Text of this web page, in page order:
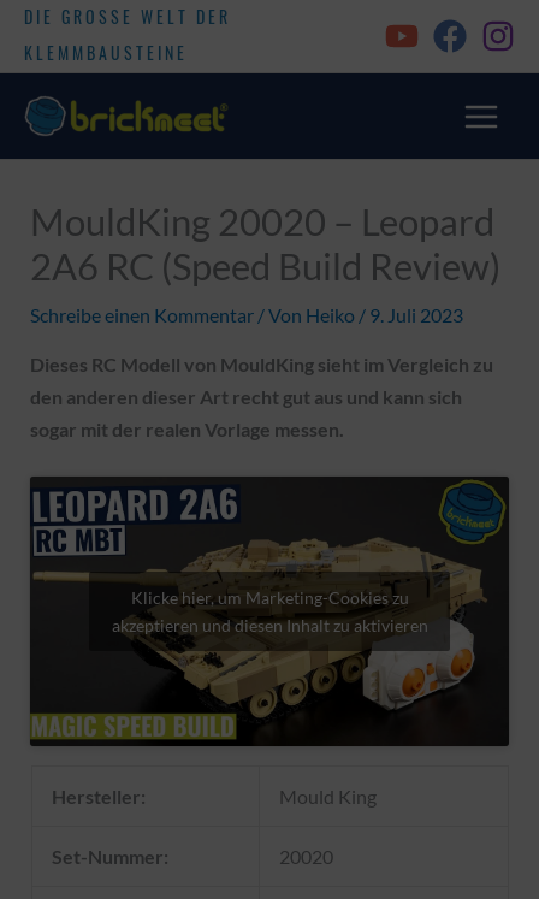
DIE GROSSE WELT DER
KLEMMBAUSTEINE
MouldKing 20020 – Leopard
2A6 RC (Speed Build Review)
Schreibe einen Kommentar / Von Heiko / 9. Juli 2023
Dieses RC Modell von MouldKing sieht im Vergleich zu
den anderen dieser Art recht gut aus und kann sich
sogar mit der realen Vorlage messen.
Klicke hier, um Marketing-Cookies zu
akzeptieren und diesen Inhalt zu aktivieren
Hersteller: Mould King
Set-Nummer: 20020